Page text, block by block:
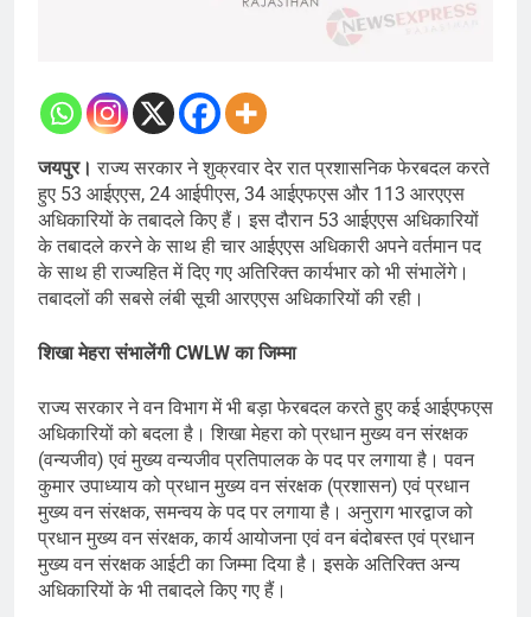
जयपुर।राज्य सरकार ने शुक्रवार देर रात प्रशासनिक फेरबदल करते
हुए 53 आईएएस, 24 आईपीएस, 34 आईएफएस और 113 आरएएस
अधिकारियों के तबादले किए हैं। इस दौरान 53 आईएएस अधिकारियों
के तबादले करने के साथ ही चार आईएएस अधिकारी अपने वर्तमान पद
के साथ ही राज्यहित में दिए गए अतिरिक्त कार्यभार को भी संभालेंगे।
तबादलों की सबसे लंबी सूची आरएएस अधिकारियों की रही।
शिखा मेहरा संभालेंगी CWLW का जिम्मा
राज्य सरकार ने वन विभाग में भी बड़ा फेरबदल करते हुए कई आईएफएस
अधिकारियों को बदला है। शिखा मेहरा को प्रधान मुख्य वन संरक्षक
(वन्यजीव) एवं मुख्य वन्यजीव प्रतिपालक के पद पर लगाया है। पवन
कुमार उपाध्याय को प्रधान मुख्य वन संरक्षक (प्रशासन) एवं प्रधान
मुख्य वन संरक्षक, समन्वय के पद पर लगाया है। अनुराग भारद्वाज को
प्रधान मुख्य वन संरक्षक, कार्य आयोजना एवं वन बंदोबस्त एवं प्रधान
मुख्य वन संरक्षक आईटी का जिम्मा दिया है। इसके अतिरिक्त अन्य
अधिकारियों के भी तबादले किए गए हैं।